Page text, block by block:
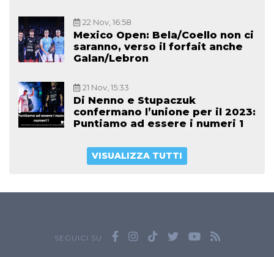
22 Nov, 16:58
Mexico Open: Bela/Coello non ci
saranno, verso il forfait anche
Galan/Lebron
21 Nov, 15:33
Di Nenno e Stupaczuk
confermano l’unione per il 2023:
Puntiamo ad essere i numeri 1
VISUALIZZA TUTTI
SEGUICI SU